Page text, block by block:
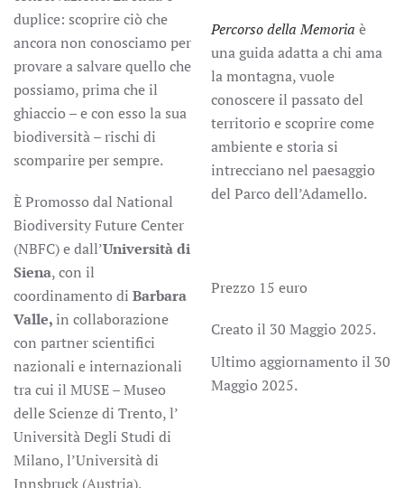
duplice: scoprire ciò che
ancora non conosciamo per
provare a salvare quello che
possiamo, prima che il
ghiaccio – e con esso la sua
biodiversità – rischi di
scomparire per sempre.
ÈPromosso dal National
Biodiversity Future Center
(NBFC) e dall’Università di
Siena, con il
coordinamento di Barbara
Valle,in collaborazione
con partner scientifici
nazionali e internazionali
tra cui il MUSE – Museo
delle Scienze di Trento, l’
Università Degli Studi di
Milano, l’Università di
Innsbruck (Austria),
Percorso della Memoria è
una guida adatta a chi ama
la montagna, vuole
conoscere il passato del
territorio e scoprire come
ambiente e storia si
intrecciano nel paesaggio
del Parco dell’Adamello.
Prezzo 15 euro
Creato il 30 Maggio 2025.
Ultimo aggiornamento il 30
Maggio 2025.